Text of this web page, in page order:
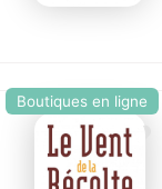
Boutiques en ligne